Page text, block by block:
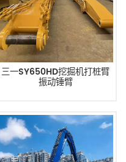
三一SY650HD挖掘机打桩臂
振动锤臂